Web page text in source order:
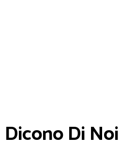
Dicono Di Noi